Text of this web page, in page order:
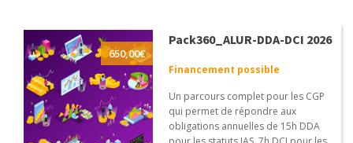
650,00€
Pack360_ALUR-DDA-DCI 2026
Financement possible
Un parcours complet pour les CGP
qui permet de répondre aux
obligations annuelles de 15h DDA